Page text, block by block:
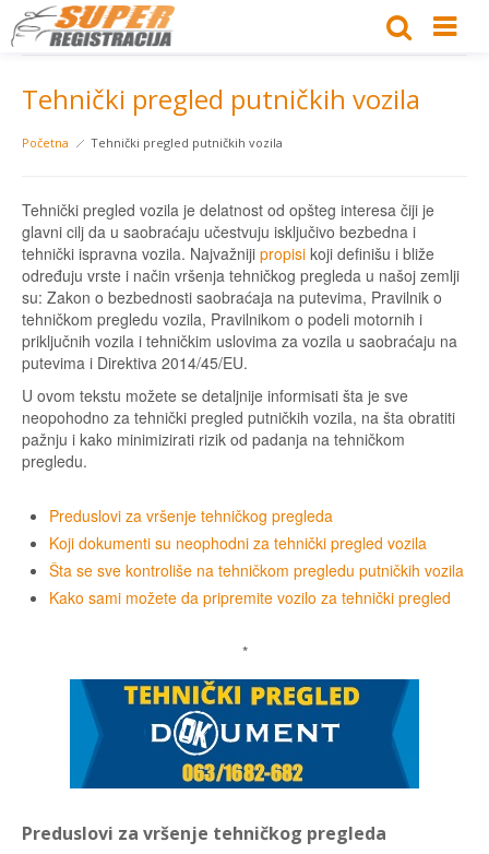
Tehnički pregled putničkih vozila
Početna Tehnički pregled putničkih vozila
Tehnički pregled vozila je delatnost od opšteg interesa čiji je
glavni cilj da u saobraćaju učestvuju isključivo bezbedna i
tehnički ispravna vozila. Najvažniji propisi koji definišu i bliže
određuju vrste i način vršenja tehničkog pregleda u našoj zemlji
su: Zakon o bezbednosti saobraćaja na putevima, Pravilnik o
tehničkom pregledu vozila, Pravilnikom o podeli motornih i
priključnih vozila i tehničkim uslovima za vozila u saobraćaju na
putevima i Direktiva 2014/45/EU.
U ovom tekstu možete se detaljnije informisati šta je sve
neopohodno za tehnički pregled putničkih vozila, na šta obratiti
pažnju i kako minimizirati rizik od padanja na tehničkom
pregledu.
Preduslovi za vršenje tehničkog pregleda
Koji dokumenti su neophodni za tehnički pregled vozila
Šta se sve kontroliše na tehničkom pregledu putničkih vozila
Kako sami možete da pripremite vozilo za tehnički pregled
*
Preduslovi za vršenje tehničkog pregleda